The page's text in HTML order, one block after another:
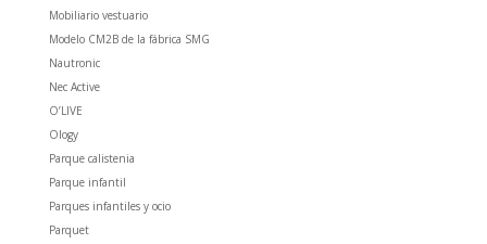
Mobiliario vestuario
Modelo CM2B de la fábrica SMG
Nautronic
Nec Active
O’LIVE
Ology
Parque calistenia
Parque infantil
Parques infantiles y ocio
Parquet